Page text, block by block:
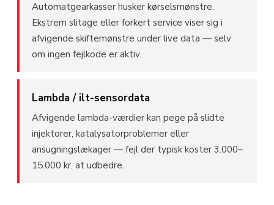
Automatgearkasser husker kørselsmønstre.
Ekstrem slitage eller forkert service viser sig i
afvigende skiftemønstre under live data — selv
om ingen fejlkode er aktiv.
Lambda / ilt-sensordata
Afvigende lambda-værdier kan pege på slidte
injektorer, katalysatorproblemer eller
ansugningslækager — fejl der typisk koster 3.000–
15.000 kr. at udbedre.